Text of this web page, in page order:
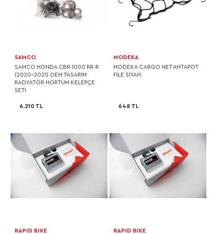
SAMCO
SAMCO HONDA CBR 1000 RR-R
(2020-2021) OEM TASARIM
RADYATÖR HORTUM KELEPÇE
SETI
6.210 TL
MODEKA
MODEKA CARGO NET AHTAPOT
FİLE SİYAH
648 TL
RAPID BIKE
RAPID BIKE